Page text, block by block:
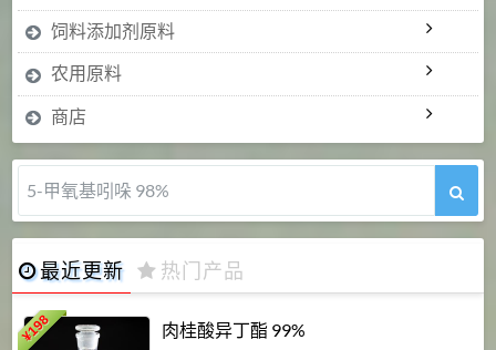
饲料添加剂原料
农用原料
商店
5-甲氧基吲哚 98%
最近更新 热门产品
¥
198 肉桂酸异丁酯 99%